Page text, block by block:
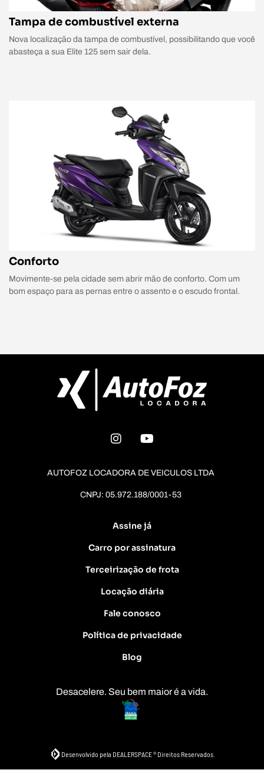
Tampa de combustível externa
Nova localização da tampa de combustível, possibilitando que você
abasteça a sua Elite 125 sem sair dela.
Conforto
Movimente-se pela cidade sem abrir mão de conforto. Com um
bom espaço para as pernas entre o assento e o escudo frontal.
AUTOFOZ LOCADORA DE VEICULOS LTDA
CNPJ: 05.972.188/0001-53
Assine já
Carro por assinatura
Terceirização de frota
Locação diária
Fale conosco
Política de privacidade
Blog
Desacelere. Seu bem maior é a vida.
Desenvolvido pela DEALERSPACE ® Direitos Reservados.